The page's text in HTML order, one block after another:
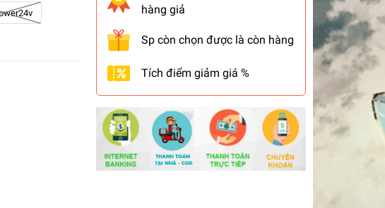
hàng giả
Sp còn chọn được là còn hàng
Tích điểm giảm giá %